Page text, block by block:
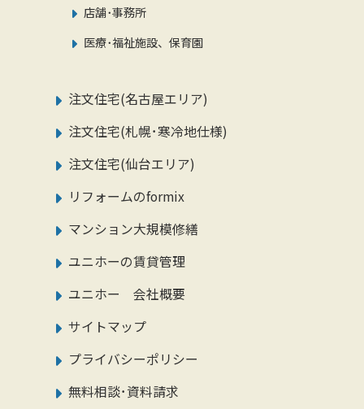
店舗･事務所
医療･福祉施設、保育園
注文住宅(名古屋エリア)
注文住宅(札幌･寒冷地仕様)
注文住宅(仙台エリア)
リフォームのformix
マンション大規模修繕
ユニホーの賃貸管理
ユニホー 会社概要
サイトマップ
プライバシーポリシー
無料相談･資料請求